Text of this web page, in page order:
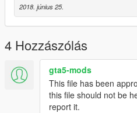
TheLaw
Discord
Facebook
GTA5-Mods
2018. június 25.
4 Hozzászólás
gta5-mods
This file has been
this file should not be
report it.